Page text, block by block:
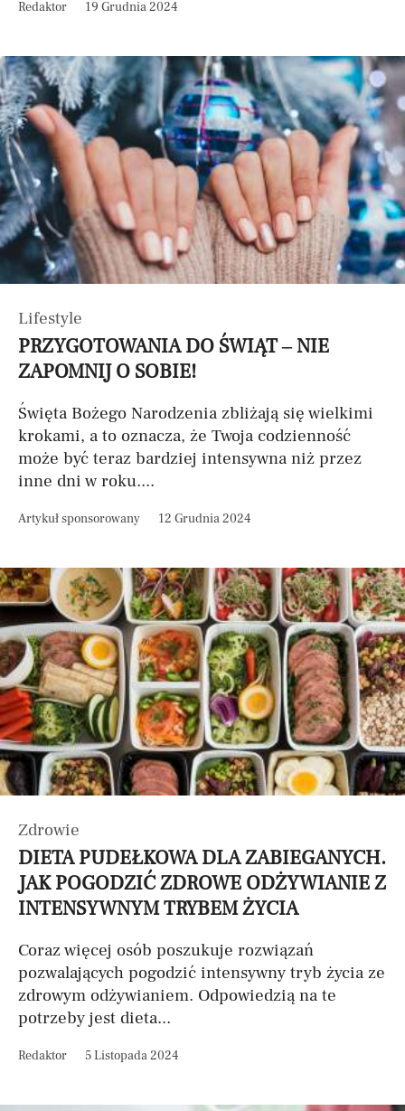
Redaktor 19 Grudnia 2024
Lifestyle
PRZYGOTOWANIA DO ŚWIĄT – NIE
ZAPOMNIJ O SOBIE!
Święta Bożego Narodzenia zbliżają się wielkimi
krokami, a to oznacza, że Twoja codzienność
może być teraz bardziej intensywna niż przez
inne dni w roku....
Artykuł sponsorowany 12 Grudnia 2024
Zdrowie
DIETA PUDEŁKOWA DLA ZABIEGANYCH.
JAK POGODZIĆ ZDROWE ODŻYWIANIE Z
INTENSYWNYM TRYBEM ŻYCIA
Coraz więcej osób poszukuje rozwiązań
pozwalających pogodzić intensywny tryb życia ze
zdrowym odżywianiem. Odpowiedzią na te
potrzeby jest dieta...
Redaktor 5 Listopada 2024